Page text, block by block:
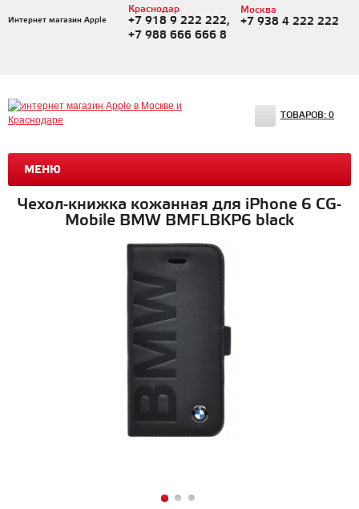
Интернет магазин Apple
Краснодар
+7 918 9 222 222,
+7 988 666 666 8
Москва
+7 938 4 222 222
МЕНЮ
ТОВАРОВ: 0
Чехол-книжка кожанная для iPhone 6 CG-
Mobile BMW BMFLBKP6 black